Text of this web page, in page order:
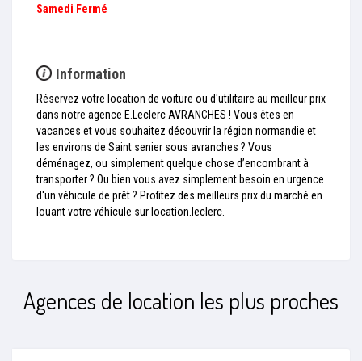
Samedi Fermé
Information
Réservez votre location de voiture ou d'utilitaire au meilleur prix
dans notre agence E.Leclerc AVRANCHES ! Vous êtes en
vacances et vous souhaitez découvrir la région normandie et
les environs de Saint senier sous avranches ? Vous
déménagez, ou simplement quelque chose d’encombrant à
transporter ? Ou bien vous avez simplement besoin en urgence
d'un véhicule de prêt ? Profitez des meilleurs prix du marché en
louant votre véhicule sur location.leclerc.
Agences de location les plus proches